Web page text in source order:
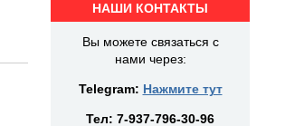
НАШИ КОНТАКТЫ
Вы можете связаться с
нами через:
Telegram: Нажмите тут
Тел: 7-937-796-30-96